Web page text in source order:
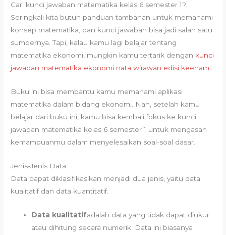
Cari kunci jawaban matematika kelas 6 semester 1?
Seringkali kita butuh panduan tambahan untuk memahami
konsep matematika, dan kunci jawaban bisa jadi salah satu
sumbernya. Tapi, kalau kamu lagi belajar tentang
matematika ekonomi, mungkin kamu tertarik dengan kunci
jawaban matematika ekonomi nata wirawan edisi keenam.
Buku ini bisa membantu kamu memahami aplikasi
matematika dalam bidang ekonomi. Nah, setelah kamu
belajar dari buku ini, kamu bisa kembali fokus ke kunci
jawaban matematika kelas 6 semester 1 untuk mengasah
kemampuanmu dalam menyelesaikan soal-soal dasar.
Jenis-Jenis Data
Data dapat diklasifikasikan menjadi dua jenis, yaitu data
kualitatif dan data kuantitatif.
Data kualitatifadalah data yang tidak dapat diukur
atau dihitung secara numerik. Data ini biasanya